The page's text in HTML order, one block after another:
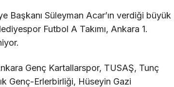
Başkanı Süleyman Acar’ın verdiği büyük
Futbol A Takımı, Ankara 1.
Genç Kartallarspor, TUSAŞ, Tunç
Genç-Erlerbirliği, Hüseyin Gazi